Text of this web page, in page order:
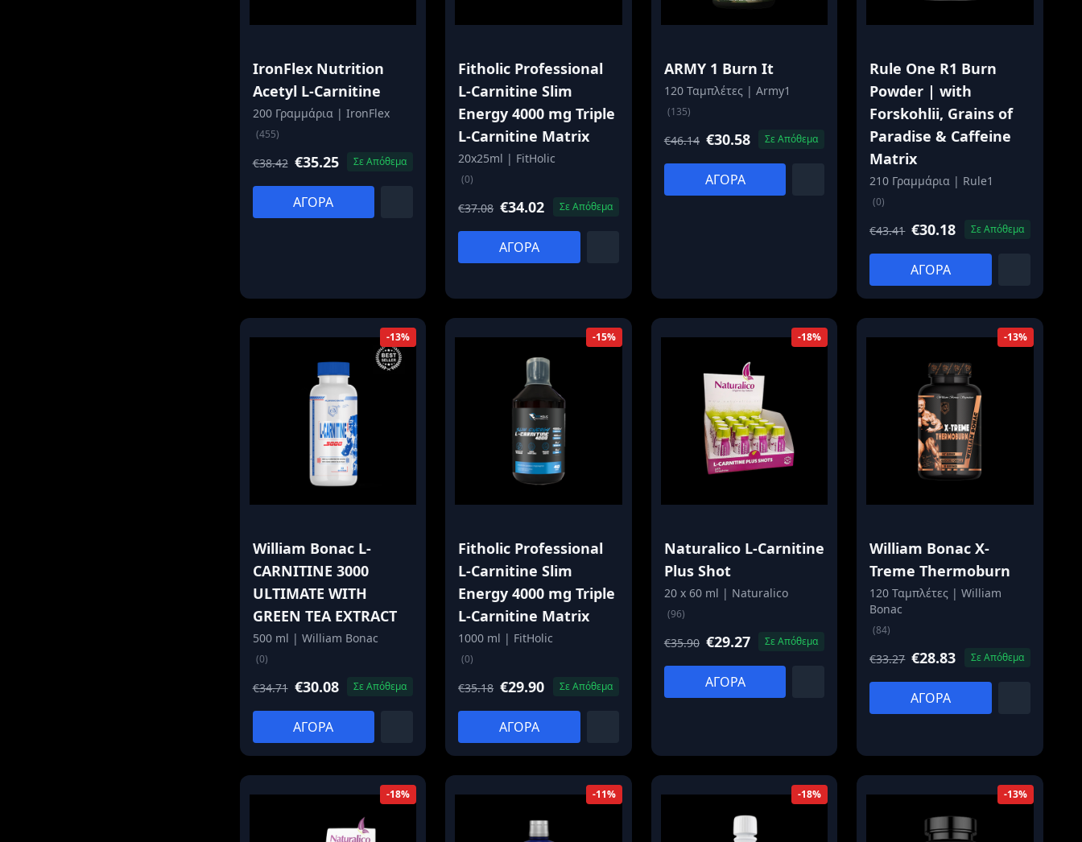
IronFlex Nutrition
Acetyl L-Carnitine
200 Γραμμάρια | IronFlex
(455)
€38.42 €35.25 Σε Απόθεμα
ΑΓΟΡΑ
Fitholic Professional
L-Carnitine Slim
Energy 4000 mg Triple
L-Carnitine Matrix
20x25ml | FitHolic
(0)
€37.08 €34.02 Σε Απόθεμα
ΑΓΟΡΑ
ARMY 1 Burn It
120 Ταμπλέτες | Army1
(135)
€46.14 €30.58 Σε Απόθεμα
ΑΓΟΡΑ
Rule One R1 Burn
Powder | with
Forskohlii, Grains of
Paradise & Caffeine
Matrix
210 Γραμμάρια | Rule1
(0)
€43.41 €30.18 Σε Απόθεμα
ΑΓΟΡΑ
-13%
William Bonac L-
CARNITINE 3000
ULTIMATE WITH
GREEN TEA EXTRACT
500 ml | William Bonac
(0)
€34.71 €30.08 Σε Απόθεμα
ΑΓΟΡΑ
-15%
Fitholic Professional
L-Carnitine Slim
Energy 4000 mg Triple
L-Carnitine Matrix
1000 ml | FitHolic
(0)
€35.18 €29.90 Σε Απόθεμα
ΑΓΟΡΑ
-18%
Naturalico L-Carnitine
Plus Shot
20 x 60 ml | Naturalico
(96)
€35.90 €29.27 Σε Απόθεμα
ΑΓΟΡΑ
-13%
William Bonac X-
Treme Thermoburn
120 Ταμπλέτες | William
Bonac
(84)
€33.27 €28.83 Σε Απόθεμα
ΑΓΟΡΑ
-18% -11% -18% -13%